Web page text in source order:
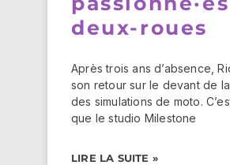
deux-roues
Après trois ans d’absence,
son retour sur le devant de
des simulations de moto.
que le studio Milestone
LIRE LA SUITE »